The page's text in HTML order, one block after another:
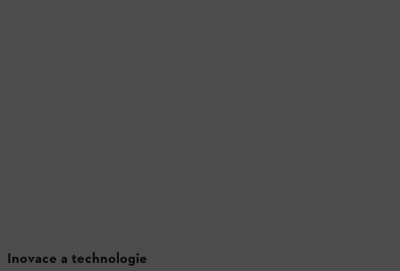
Inovace a technologie